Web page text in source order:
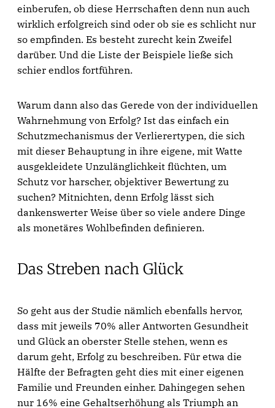
einberufen, ob diese Herrschaften denn nun auch
wirklich erfolgreich sind oder ob sie es schlicht nur
so empfinden. Es besteht zurecht kein Zweifel
darüber. Und die Liste der Beispiele ließe sich
schier endlos fortführen.
Warum dann also das Gerede von der individuellen
Wahrnehmung von Erfolg? Ist das einfach ein
Schutzmechanismus der Verlierertypen, die sich
mit dieser Behauptung in ihre eigene, mit Watte
ausgekleidete Unzulänglichkeit flüchten, um
Schutz vor harscher, objektiver Bewertung zu
suchen? Mitnichten, denn Erfolg lässt sich
dankenswerter Weise über so viele andere Dinge
als monetäres Wohlbefinden definieren.
Das Streben nach Glück
So geht aus der Studie nämlich ebenfalls hervor,
dass mit jeweils 70% aller Antworten Gesundheit
und Glück an oberster Stelle stehen, wenn es
darum geht, Erfolg zu beschreiben. Für etwa die
Hälfte der Befragten geht dies mit einer eigenen
Familie und Freunden einher. Dahingegen sehen
nur 16% eine Gehaltserhöhung als Triumph an